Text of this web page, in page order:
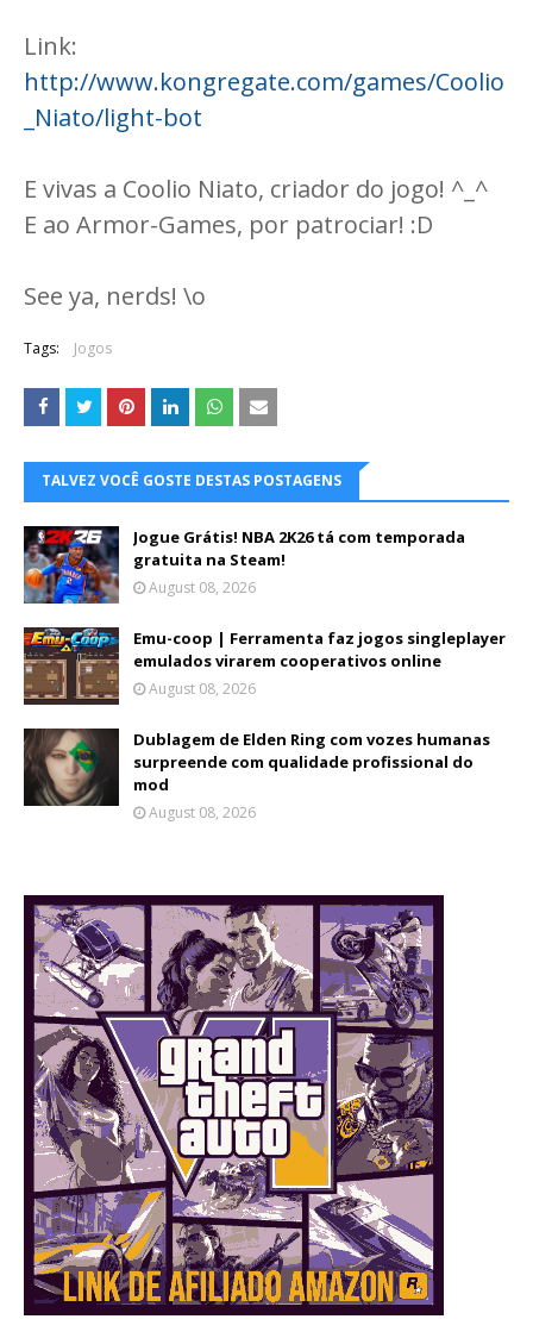
Link:
http://www.kongregate.com/games/Coolio
_Niato/light-bot
E vivas a Coolio Niato, criador do jogo! ^_^
E ao Armor-Games, por patrociar! :D
See ya, nerds! \o
Tags: Jogos
TALVEZ VOCÊ GOSTE DESTAS POSTAGENS
Jogue Grátis! NBA 2K26 tá com temporada
gratuita na Steam!
August 08, 2026
Emu-coop | Ferramenta faz jogos singleplayer
emulados virarem cooperativos online
August 08, 2026
Dublagem de Elden Ring com vozes humanas
surpreende com qualidade profissional do
mod
August 08, 2026